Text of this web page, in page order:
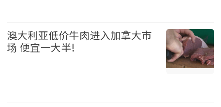
澳大利亚低价牛肉进入加拿大市
场 便宜一大半!